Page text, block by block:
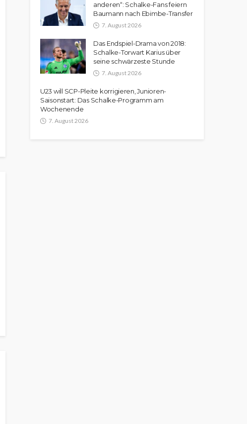
anderen“: Schalke-Fans feiern
Baumann nach Ebimbe-Transfer
7. August 2026
Das Endspiel-Drama von 2018:
Schalke-Torwart Karius über
seine schwärzeste Stunde
7. August 2026
U23 will SCP-Pleite korrigieren, Junioren-
Saisonstart: Das Schalke-Programm am
Wochenende
7. August 2026